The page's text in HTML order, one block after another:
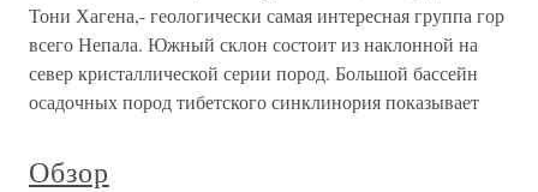
Тони Хагена,- геологически самая интересная группа гор
всего Непала. Южный склон состоит из наклонной на
север кристаллической серии пород. Большой бассейн
осадочных пород тибетского синклинория показывает
Обзор